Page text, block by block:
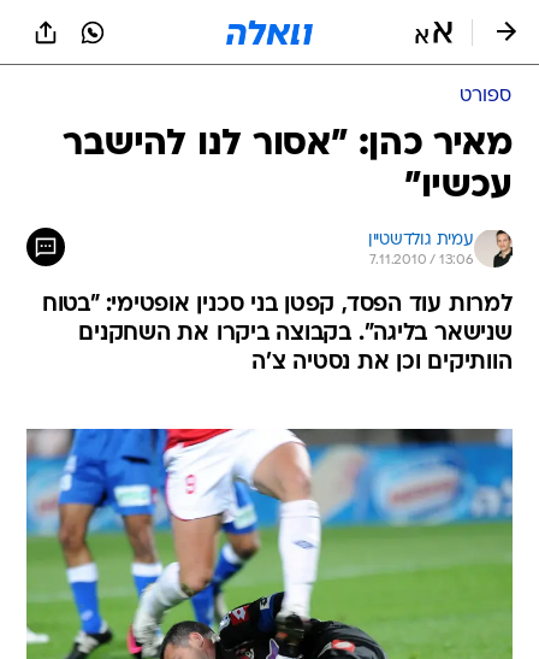
ספורט
מאיר כהן: "אסור לנו להישבר
עכשיו"
עמית גולדשטיין
7.11.2010 / 13:06
למרות עוד הפסד, קפטן בני סכנין אופטימי: "בטוח
שנישאר בליגה". בקבוצה ביקרו את השחקנים
הוותיקים וכן את נסטיה צ'ה